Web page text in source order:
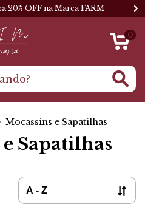
20% OFF na Marca FARM
0
Mocassins e Sapatilhas
Sapatilhas